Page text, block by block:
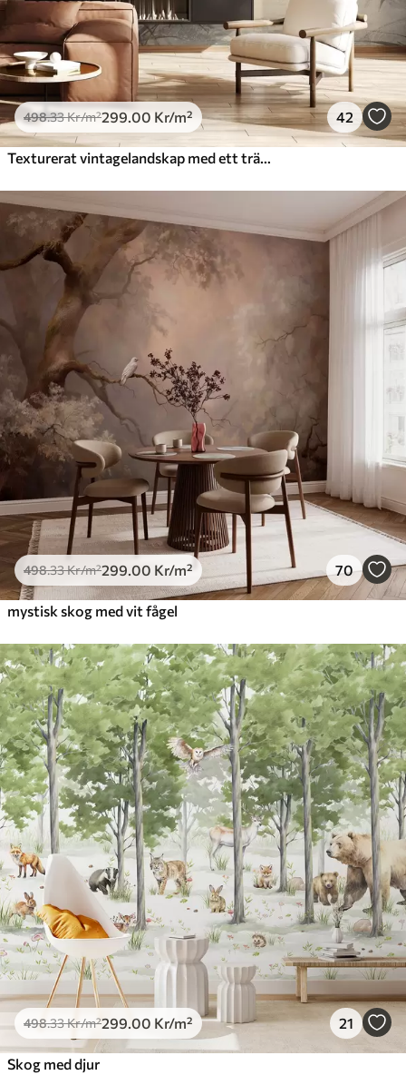
498.33Kr/m²299 .00 Kr/m² 42
498.33Kr/m²299 .00 Kr/m² 70
mystisk skog med vit fågel
498.33Kr/m²299 .00 Kr/m² 21
Skog med djur